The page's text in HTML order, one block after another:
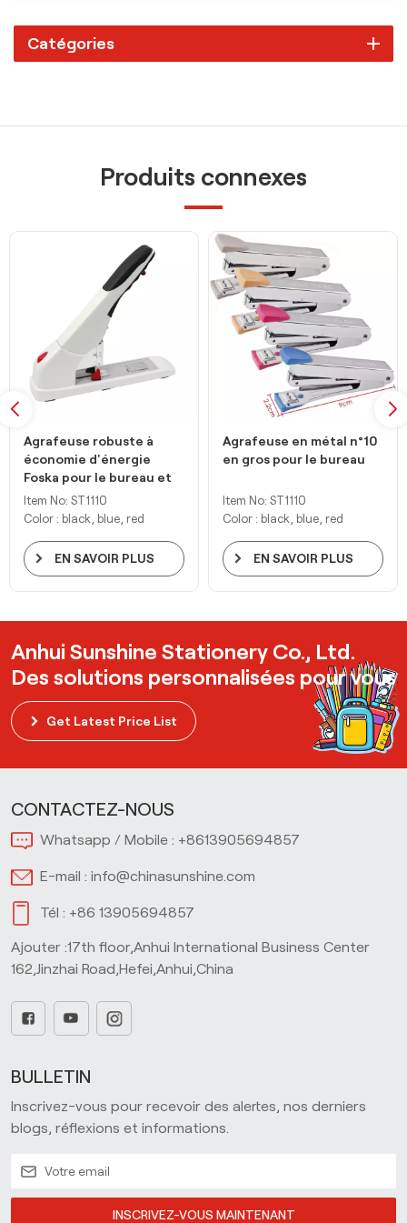
Catégories
Produits connexes
Agrafeuse robuste à
économie d'énergie
Foska pour le bureau et
la maison
Item No: ST1110
Color : black, blue, red
EN SAVOIR PLUS
Agrafeuse en métal n°10
en gros pour le bureau
Item No: ST1110
Color : black, blue, red
EN SAVOIR PLUS
Anhui Sunshine Stationery Co., Ltd.
Des solutions personnalisées pour vous
Get Latest Price List
CONTACTEZ-NOUS
Whatsapp / Mobile : +8613905694857
E-mail : info@chinasunshine.com
Tél : +86 13905694857
Ajouter :17th floor,Anhui International Business Center
162,Jinzhai Road,Hefei,Anhui,China
BULLETIN
Inscrivez-vous pour recevoir des alertes, nos derniers
blogs, réflexions et informations.
INSCRIVEZ-VOUS MAINTENANT